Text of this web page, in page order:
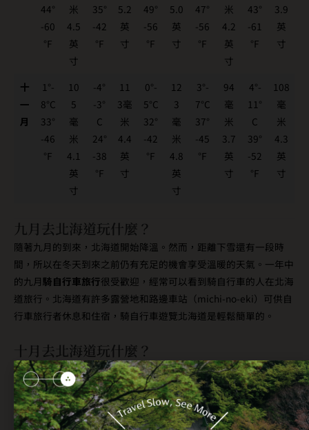
44°
-60
°F
米
4.5
英
寸
35°
-42
°F
5.2
英
寸
49°
-56
°F
5.0
英
寸
47°
-56
°F
米
4.2
英
寸
43°
-61
°F
3.9
英
寸
十
一
月
1°-
8°C
33°
-46
°F
10
5
毫
米
4.1
英
寸
-4°
-3°
C
24°
-38
°F
11
3毫
米
4.4
英
寸
0°-
5°C
32°
-42
°F
12
3
毫
米
4.8
英
寸
3°-
7°C
37°
-45
°F
94
毫
米
3.7
英
寸
4°-
11°
C
39°
-52
°F
108
毫
米
4.3
英
寸
九月去北海道玩什麼？
隨著九月的到來，北海道開始降溫。然而，距離下雪還有一段時
間，所以在冬天到來之前仍有充足的機會享受溫暖的天氣。一年中
的九月騎自行車旅行很受歡迎，經常可以看到騎自行車的人在北海
道旅行。北海道有許多露營地和路邊車站（michi-no-eki）可供自
行車旅行者休息和住宿，騎自行車遊覽北海道是輕鬆簡單的。
十月去北海道玩什麼？
十月正是到戶外散步，欣賞變幻景色的最佳時機，這個月份可以將
北海道的秋色盡收眼底。雖然北海道有許多地方可以看到令人驚嘆
的色彩和景色，其中定山溪則是必去的景點之一。位於札幌南部的
定山溪坐落在山谷中，擁有各種令人難以置信的美景，足以讓任何